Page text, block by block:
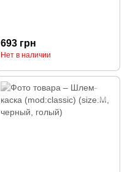
693 грн
Нет в наличии